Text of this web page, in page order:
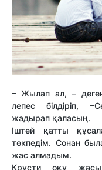
– Жылап ал, –
лепес білдіріп,
жадырап қаласың.
Іштей қатты
төкпедім. Сонан
жас алмадым.
Крусти оқу